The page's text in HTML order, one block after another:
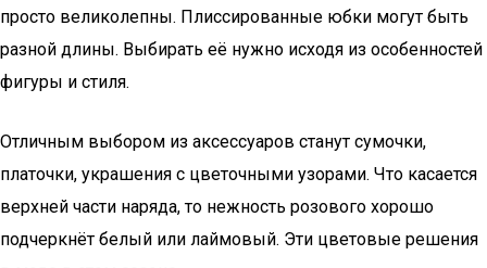
просто великолепны. Плиссированные юбки могут быть
разной длины. Выбирать её нужно исходя из особенностей
фигуры и стиля.
Отличным выбором из аксессуаров станут сумочки,
платочки, украшения с цветочными узорами. Что касается
верхней части наряда, то нежность розового хорошо
подчеркнёт белый или лаймовый. Эти цветовые решения